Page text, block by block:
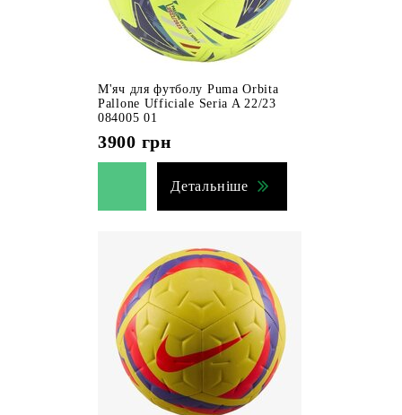
М'яч для футболу Puma Orbita
Pallone Ufficiale Seria A 22/23
084005 01
3900 грн
Детальніше